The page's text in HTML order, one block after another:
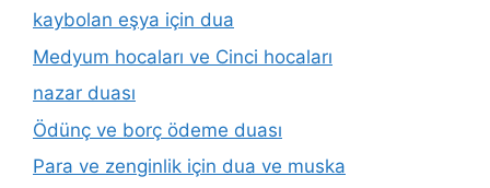
kaybolan eşya için dua
Medyum hocaları ve Cinci hocaları
nazar duası
Ödünç ve borç ödeme duası
Para ve zenginlik için dua ve muska